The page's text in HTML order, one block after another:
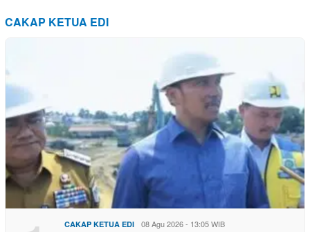
CAKAP KETUA EDI
CAKAP KETUA EDI 08 Agu 2026 - 13:05 WIB